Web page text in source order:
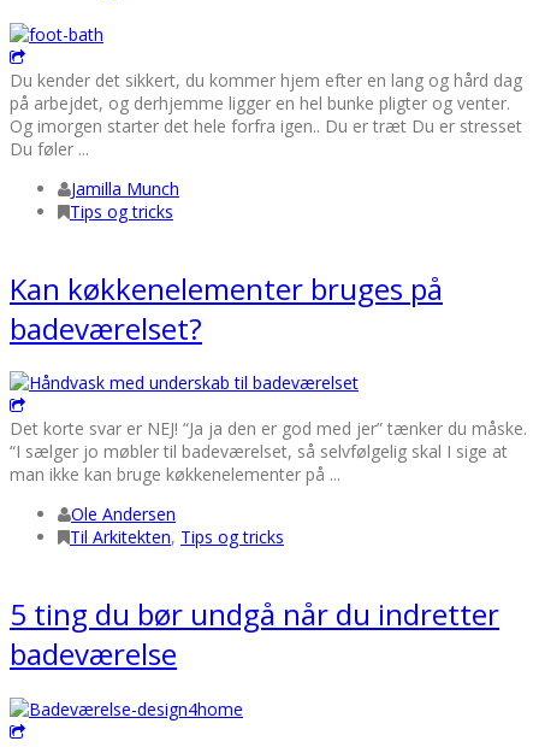
Du kender det sikkert, du kommer hjem efter en lang og hård dag
på arbejdet, og derhjemme ligger en hel bunke pligter og venter.
Og imorgen starter det hele forfra igen.. Du er træt Du er stresset
Du føler ...
Jamilla Munch
Tips og tricks
Kan køkkenelementer bruges på
badeværelset?
Det korte svar er NEJ! “Ja ja den er god med jer” tænker du måske.
“I sælger jo møbler til badeværelset, så selvfølgelig skal I sige at
man ikke kan bruge køkkenelementer på ...
Ole Andersen
Til Arkitekten, Tips og tricks
5 ting du bør undgå når du indretter
badeværelse